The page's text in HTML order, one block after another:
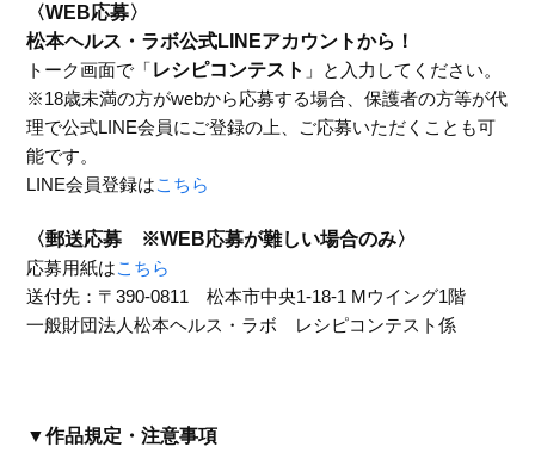
〈WEB応募〉
松本ヘルス・ラボ公式LINEアカウントから！
トーク画面で「レシピコンテスト 」と入力してください。
※18歳未満の方がwebから応募する場合、保護者の方等が代
理で公式LINE会員にご登録の上、ご応募いただくことも可
能です。
LINE会員登録はこちら
〈郵送応募 ※WEB応募が難しい場合のみ〉
応募用紙はこちら
送付先：〒390-0811 松本市中央1-18-1 Mウイング1階
一般財団法人松本ヘルス・ラボ レシピコンテスト係
▼作品規定・注意事項